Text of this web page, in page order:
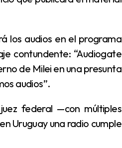
contundente: “Audiogate
de Milei en una presunta
audios”.
Uruguay una radio cumple